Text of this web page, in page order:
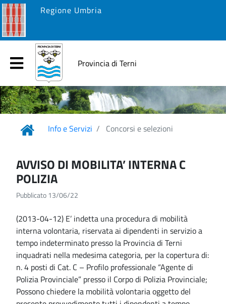
Regione Umbria
Provincia di Terni
Info e Servizi Concorsi e selezioni
AVVISO DI MOBILITA’ INTERNA C
POLIZIA
Pubblicato 13/06/22
(2013-04-12) E’ indetta una procedura di mobilità
interna volontaria, riservata ai dipendenti in servizio a
tempo indeterminato presso la Provincia di Terni
inquadrati nella medesima categoria, per la copertura di:
n. 4 posti di Cat. C – Profilo professionale “Agente di
Polizia Provinciale” presso il Corpo di Polizia Provinciale;
Possono chiedere la mobilità volontaria oggetto del